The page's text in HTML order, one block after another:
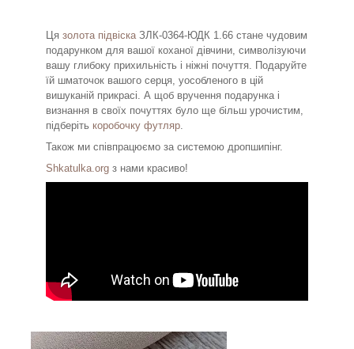
Ця золота підвіскаЗЛК-0364-ЮДК 1.66 стане чудовим
подарунком для вашої коханої дівчини, символізуючи
вашу глибоку прихильність і ніжні почуття. Подаруйте
їй шматочок вашого серця, уособленого в цій
вишуканій прикрасі. А щоб вручення подарунка і
визнання в своїх почуттях було ще більш урочистим,
підберіть коробочку футляр.
Також ми співпрацюємо за системою дропшипінг.
Shkatulka.org з нами красиво!